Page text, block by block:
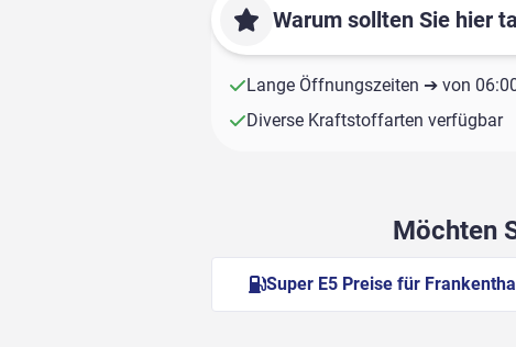
Warum sollten Sie hier
Lange Öffnungszeiten ➔ von
Diverse Kraftstoffarten verfügbar
Möchten
Super E5 Preise für Frankenthal